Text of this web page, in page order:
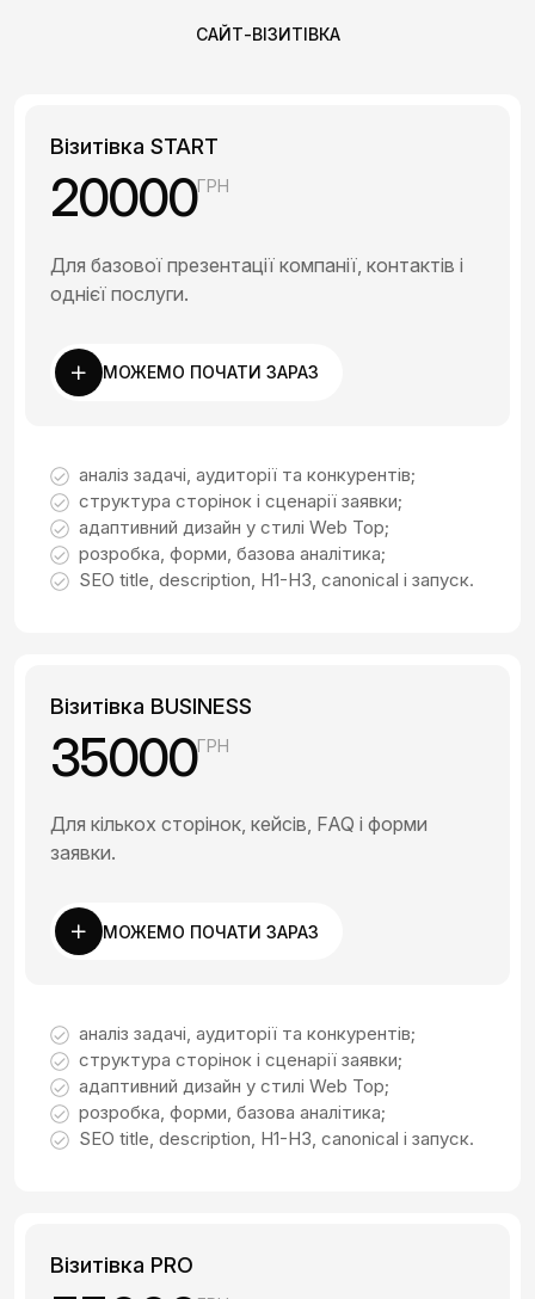
САЙТ-ВІЗИТІВКА
Візитівка START
20000ГРН
Для базової презентації компанії, контактів і
однієї послуги.
МОЖЕМО ПОЧАТИ ЗАРАЗ
аналіз задачі, аудиторії та конкурентів;
структура сторінок і сценарії заявки;
адаптивний дизайн у стилі Web Top;
розробка, форми, базова аналітика;
SEO title, description, H1-H3, canonical і запуск.
Візитівка BUSINESS
35000ГРН
Для кількох сторінок, кейсів, FAQ і форми
заявки.
МОЖЕМО ПОЧАТИ ЗАРАЗ
аналіз задачі, аудиторії та конкурентів;
структура сторінок і сценарії заявки;
адаптивний дизайн у стилі Web Top;
розробка, форми, базова аналітика;
SEO title, description, H1-H3, canonical і запуск.
Візитівка PRO